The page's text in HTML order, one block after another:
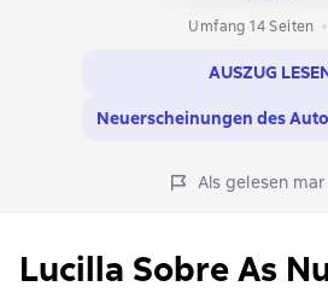
Umfang 14 Seiten
AUSZUG
Neuerscheinungen des
Als gelesen
Lucilla Sobre As